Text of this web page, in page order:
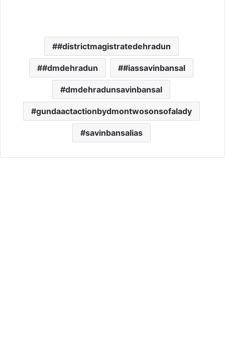
#districtmagistratedehradun
#dmdehradun #iassavinbansal
dmdehradunsavinbansal
gundaactactionbydmontwosonsofalady
savinbansalias